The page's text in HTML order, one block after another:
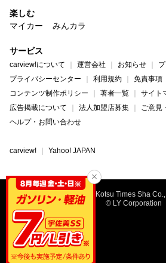
楽しむ
マイカー
みんカラ
サービス
carview!について 運営会社 お知らせ
プライバシーセンター
利用規約
免責事項
コンテンツ制作ポリシー
著者一覧
サイト
広告掲載について
法人加盟店募集
ご意見
ヘルプ・お問い合わせ
carview! Yahoo! JAPAN
©Kotsu Times Sha
© LY Corporation